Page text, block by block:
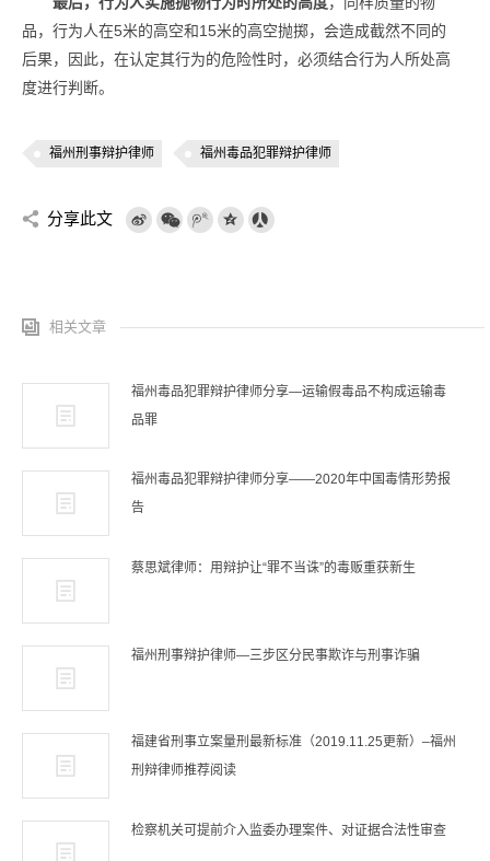
品，行为人在5米的高空和15米的高空抛掷，会造成截然不同的
后果，因此，在认定其行为的危险性时，必须结合行为人所处高
度进行判断。
福州刑事辩护律师 福州毒品犯罪辩护律师
分享此文
相关文章
福州毒品犯罪辩护律师分享—运输假毒品不构成运输毒
品罪
福州毒品犯罪辩护律师分享——2020年中国毒情形势报
告
蔡思斌律师：用辩护让“罪不当诛”的毒贩重获新生
福州刑事辩护律师—三步区分民事欺诈与刑事诈骗
福建省刑事立案量刑最新标准（2019.11.25更新）–福州
刑辩律师推荐阅读
检察机关可提前介入监委办理案件、对证据合法性审查